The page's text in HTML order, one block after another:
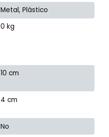
Metal, Plástico
0 kg
10 cm
4 cm
No